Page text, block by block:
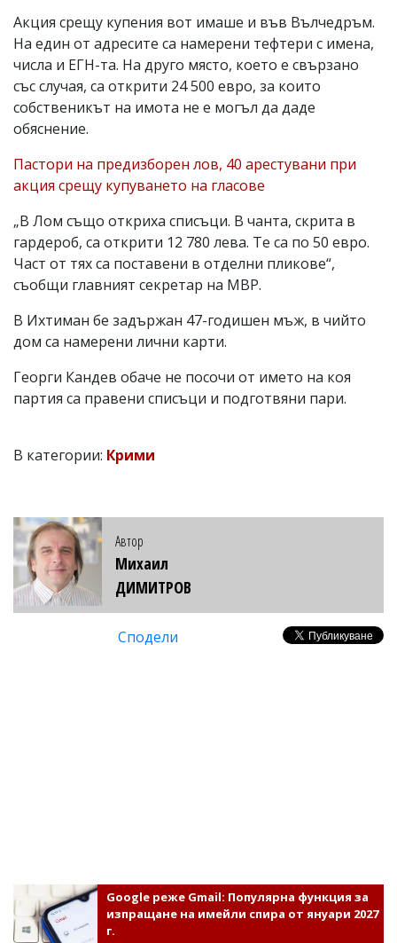
Акция срещу купения вот имаше и във Вълчедръм.
На един от адресите са намерени тефтери с имена,
числа и ЕГН-та. На друго място, което е свързано
със случая, са открити 24 500 евро, за които
собственикът на имота не е могъл да даде
обяснение.
Пастори на предизборен лов, 40 арестувани при
акция срещу купуването на гласове
„В Лом също откриха списъци. В чанта, скрита в
гардероб, са открити 12 780 лева. Те са по 50 евро.
Част от тях са поставени в отделни пликове“,
съобщи главният секретар на МВР.
В Ихтиман бе задържан 47-годишен мъж, в чийто
дом са намерени лични карти.
Георги Кандев обаче не посочи от името на коя
партия са правени списъци и подготвяни пари.
В категории: Крими
Автор
Михаил
ДИМИТРОВ
Сподели
Google реже Gmail: Популярна функция за
изпращане на имейли спира от януари 2027
г.